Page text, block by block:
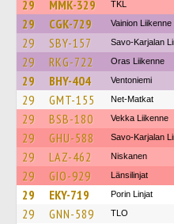
29 MMK-329 TKL
29 CGK-729 Vainion Liikenne
29 SBY-157 Savo-Karjalan
29 RKG-722 Oras Liikenne
29 BHY-404 Ventoniemi
29 GMT-155 Net-Matkat
29 BSB-180 Vekka Liikenne
29 GHU-588 Savo-Karjalan
29 LAZ-462 Niskanen
29 GIO-929 Länsilinjat
29 EKY-719 Porin Linjat
29 GNN-589 TLO